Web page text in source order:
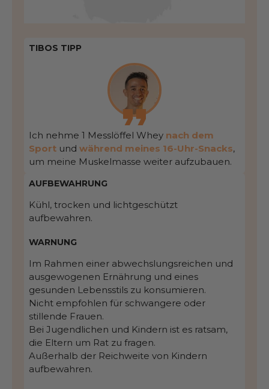
TIBOS TIPP
Ich nehme 1 Messlöffel Whey nach dem
Sport und während meines 16-Uhr-Snacks,
um meine Muskelmasse weiter aufzubauen.
AUFBEWAHRUNG
Kühl, trocken und lichtgeschützt
aufbewahren.
WARNUNG
Im Rahmen einer abwechslungsreichen und
ausgewogenen Ernährung und eines
gesunden Lebensstils zu konsumieren.
Nicht empfohlen für schwangere oder
stillende Frauen.
Bei Jugendlichen und Kindern ist es ratsam,
die Eltern um Rat zu fragen.
Außerhalb der Reichweite von Kindern
aufbewahren.